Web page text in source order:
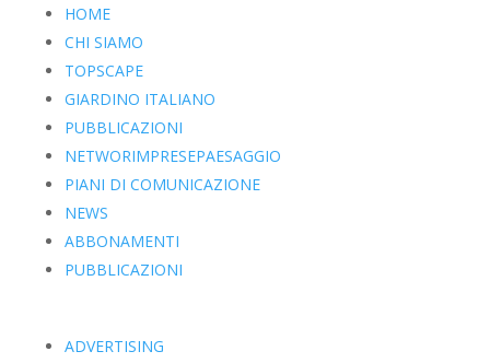
HOME
CHI SIAMO
TOPSCAPE
GIARDINO ITALIANO
PUBBLICAZIONI
NETWORIMPRESEPAESAGGIO
PIANI DI COMUNICAZIONE
NEWS
ABBONAMENTI
PUBBLICAZIONI
ADVERTISING